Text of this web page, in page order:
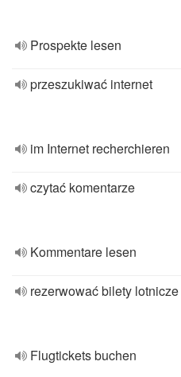
Prospekte lesen
przeszukiwać internet
im Internet recherchieren
czytać komentarze
Kommentare lesen
rezerwować bilety lotnicze
Flugtickets buchen